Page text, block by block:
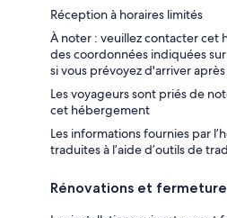
Réception à horaires limités
À noter : veuillez contacter cet
des coordonnées indiquées
si vous prévoyez d'arriver
Les voyageurs sont priés de
cet hébergement
Les informations fournies par
traduites à l’aide d’outils de
Rénovations et